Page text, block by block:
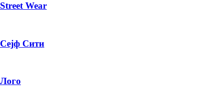
Street Wear
Сејф Сити
Лого